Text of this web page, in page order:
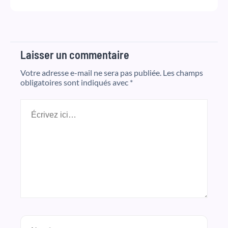
Laisser un commentaire
Votre adresse e-mail ne sera pas publiée. Les champs
obligatoires sont indiqués avec *
ici…